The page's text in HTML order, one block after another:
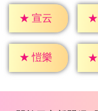
★ 宣云 ★
★ 愷樂 ★